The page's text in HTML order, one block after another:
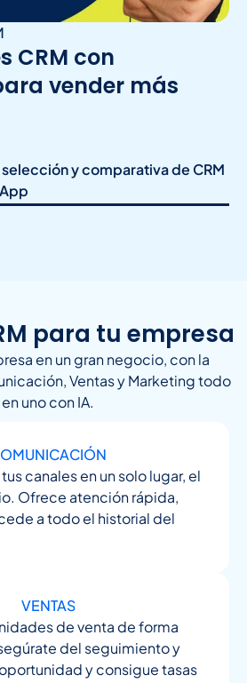
CRM con
vender más
y comparativa de CRM
para tu empresa
en un gran negocio, con la
Ventas y Marketing todo
en uno con IA.
canales en un solo lugar, el
Ofrece atención rápida,
a todo el historial del
VENTAS
de venta de forma
del seguimiento y
y consigue tasas